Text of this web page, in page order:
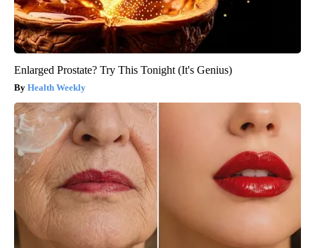
Enlarged Prostate? Try This Tonight (It's Genius)
Health Weekly